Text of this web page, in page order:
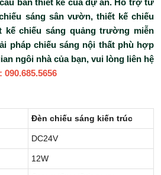
bản thiết kế của dự án. Hỗ trợ tư
sáng sân vườn, thiết kế chiếu
kế chiếu sáng quảng trường miễn
pháp chiếu sáng nội thất phù hợp
ngôi nhà của bạn, vui lòng liên hệ
090.685.5656
Đèn chiếu sáng kiến trúc
DC24V
12W